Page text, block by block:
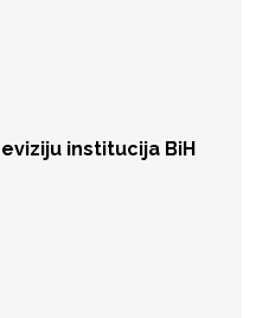
institucija BiH